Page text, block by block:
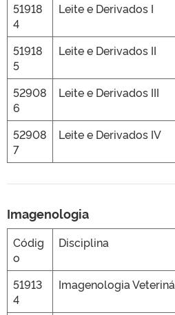
51918
4
Leite e Derivados I
51918
5
Leite e Derivados II
52908
6
Leite e Derivados III
52908
7
Leite e Derivados IV
Imagenologia
Códig
o
Disciplina
51913
4
Imagenologia